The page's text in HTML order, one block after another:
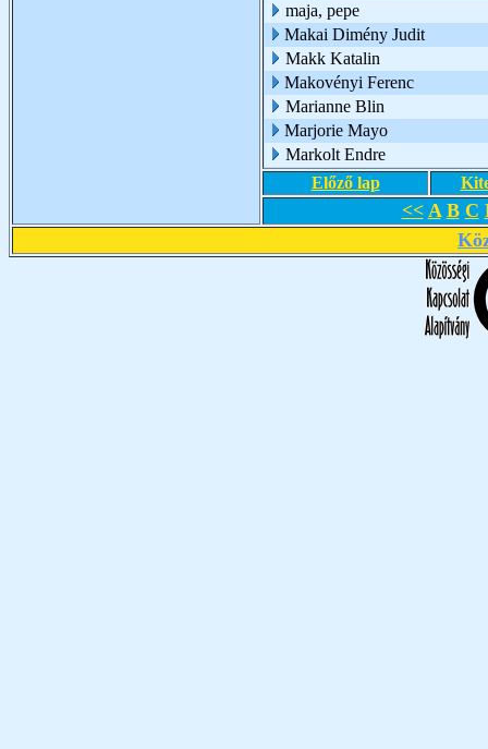
maja, pepe
Makai Dimény Judit
Makk Katalin
Makovényi Ferenc
Marianne Blin
Marjorie Mayo
Markolt Endre
Előző lap
<< A B C